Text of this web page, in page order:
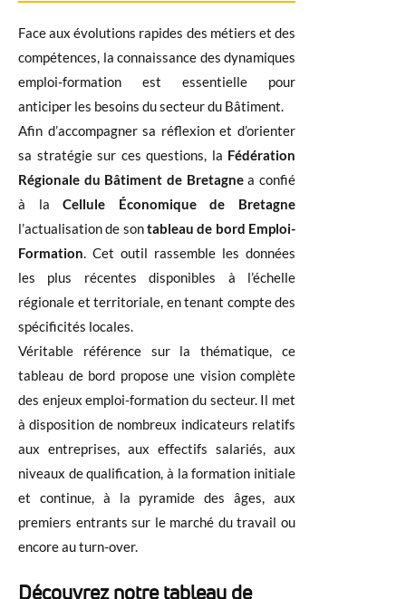
Face aux évolutions rapides des métiers et des
compétences, la connaissance des dynamiques
emploi-formation est essentielle pour
anticiper les besoins du secteur du Bâtiment.
Afin d’accompagner sa réflexion et d’orienter
sa stratégie sur ces questions, la Fédération
Régionale du Bâtiment de Bretagnea confié
à laCellule Économique de Bretagne
l’actualisation de sontableau de bord Emploi-
Formation. Cet outil rassemble les données
les plus récentes disponibles à l’échelle
régionale et territoriale, en tenant compte des
spécificités locales.
Véritable référence sur la thématique, ce
tableau de bord propose une vision complète
des enjeux emploi-formation du secteur. Il met
à disposition de nombreux indicateurs relatifs
aux entreprises, aux effectifs salariés, aux
niveaux de qualification, à la formation initiale
et continue, à la pyramide des âges, aux
premiers entrants sur le marché du travail ou
encore au turn-over.
Découvrez notre tableau de